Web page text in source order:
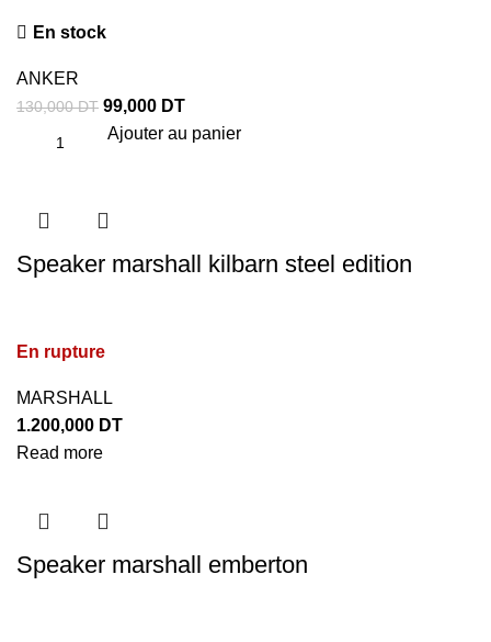
En stock
ANKER
130,000DT 99,000 DT
Ajouter au panier
Speaker marshall kilbarn steel edition
En rupture
MARSHALL
1.200,000 DT
Read more
Speaker marshall emberton